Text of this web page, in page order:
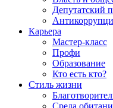
Депутатский
Карьера
Мастер-класс
Профи
Образование
Кто есть кто?
Стиль жизни
Среда